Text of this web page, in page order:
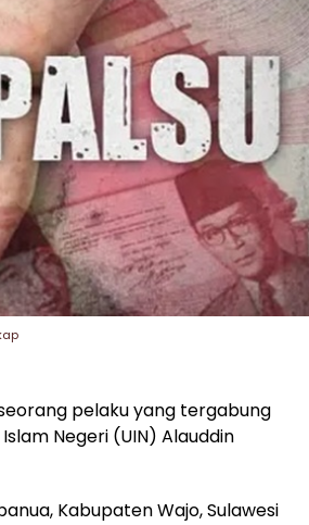
pelaku yang tergabung
Negeri (UIN) Alauddin
Kabupaten Wajo, Sulawesi